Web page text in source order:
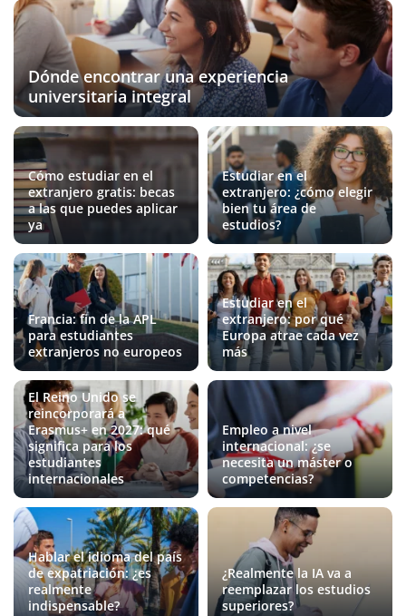
Dónde encontrar una experiencia
universitaria integral
Cómo estudiar en el
extranjero gratis: becas
a las que puedes aplicar
ya
Estudiar en el
extranjero: ¿cómo elegir
bien tu área de
estudios?
Francia: fin de la APL
para estudiantes
extranjeros no europeos
Estudiar en el
extranjero: por qué
Europa atrae cada vez
más
El Reino Unido se
reincorporará a
Erasmus+ en 2027: qué
significa para los
estudiantes
internacionales
Empleo a nivel
internacional: ¿se
necesita un máster o
competencias?
Hablar el idioma del país
de expatriación: ¿es
realmente
indispensable?
¿Realmente la IA va a
reemplazar los estudios
superiores?